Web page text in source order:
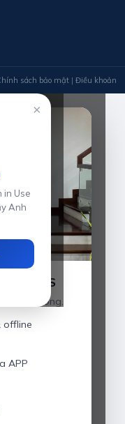
sách bảo mật | Điều khoản
IELTS
Hải Phòng.
offline
APP
×
in Use
Anh